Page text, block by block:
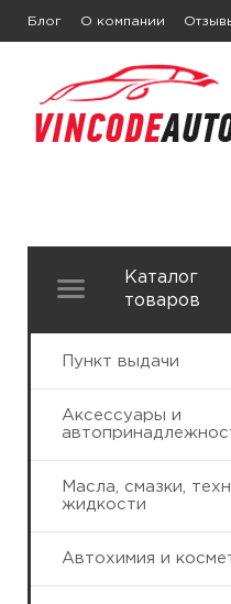
Блог О компании
Каталог
товаров
Пункт выдачи
Аксессуары и
Масла, смазки,
жидкости
Автохимия и